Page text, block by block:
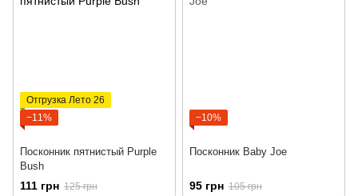
Отгрузка Лето 26
−11%
Посконник пятнистый Purple
Bush
111 грн 125 грн
−10%
Посконник Baby Joe
95 грн 105 грн